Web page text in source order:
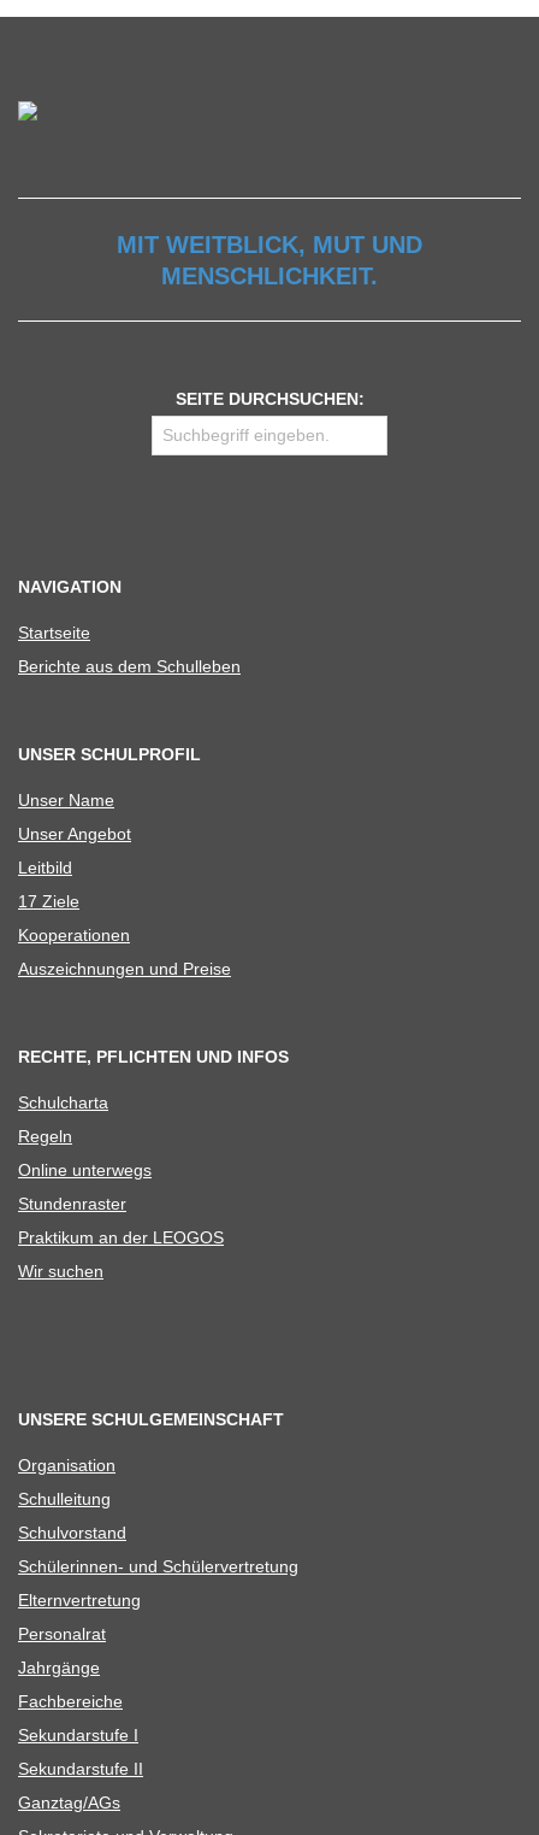
MIT WEITBLICK, MUT UND
MENSCHLICHKEIT.
SEITE DURCHSUCHEN:
NAVIGATION
Start­seite
Berichte aus dem Schulleben
UNSER SCHULPROFIL
Unser Name
Unser Ange­bot
Leit­bild
17 Ziele
Koope­ra­tio­nen
Aus­zeich­nun­gen und Preise
RECHTE, PFLICHTEN UND INFOS
Schul­charta
Regeln
Online unter­wegs
Stun­den­ras­ter
Prak­ti­kum an der LEOGOS
Wir suchen
UNSERE SCHULGEMEINSCHAFT
Orga­ni­sa­tion
Schul­lei­tung
Schul­vor­stand
Schü­le­rin­nen- und Schülervertretung
Eltern­ver­tre­tung
Per­so­nal­rat
Jahr­gänge
Fach­be­rei­che
Sekun­dar­stufe I
Sekun­dar­stufe II
Ganztag/​​AGs